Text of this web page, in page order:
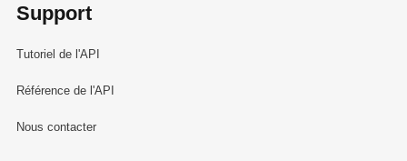
Support
Tutoriel de l'API
Référence de l'API
Nous contacter